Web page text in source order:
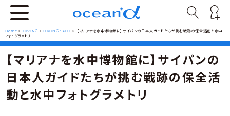
Home > DIVING >DIVING SPOT >
【マリアナを水中博物館に】サイパンの日本人ガイドたちが挑む戦跡の保全活動と水中
フォトグラメトリ
【マリアナを水中博物館に】サイパンの
日本人ガイドたちが挑む戦跡の保全活
動と水中フォトグラメトリ